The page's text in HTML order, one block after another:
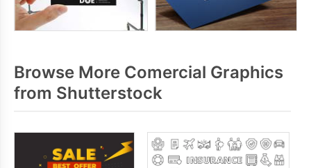
Browse More Comercial Graphics
from Shutterstock